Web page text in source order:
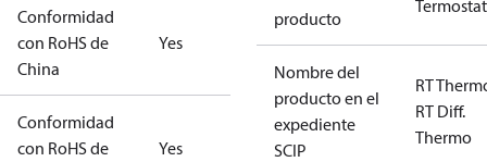
Conformidad
con RoHS de
China
Yes
Conformidad
con RoHS de
Yes
producto
Nombre del
producto en el
expediente
SCIP
RT
RT Diff.
Thermo